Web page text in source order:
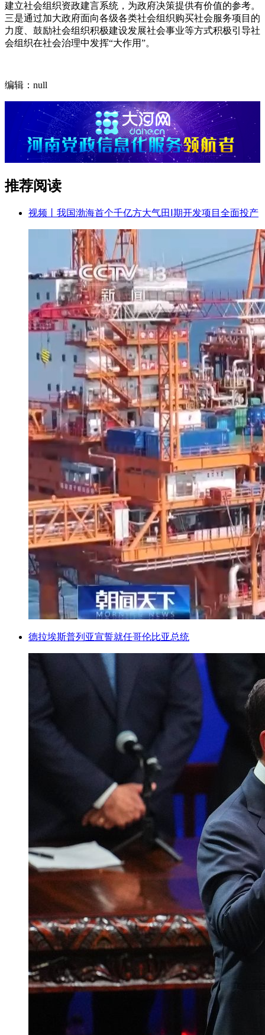
建立社会组织资政建言系统，为政府决策提供有价值的参考。
三是通过加大政府面向各级各类社会组织购买社会服务项目的
力度、鼓励社会组织积极建设发展社会事业等方式积极引导社
会组织在社会治理中发挥“大作用”。
编辑：null
推荐阅读
视频丨我国渤海首个千亿方大气田Ⅰ期开发项目全面投产
德拉埃斯普列亚宣誓就任哥伦比亚总统